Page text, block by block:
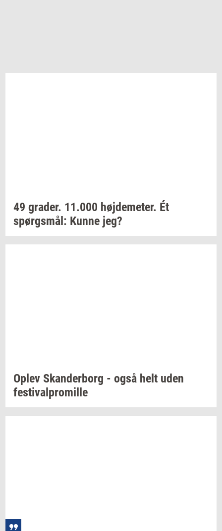
49 gra­der. 11.000 høj­de­me­ter. Ét
spørgs­mål: Kunne jeg?
Oplev Skan­der­borg - også helt uden
festi­val­pro­mil­le